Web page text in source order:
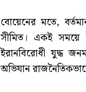
বোয়েনের মতে,
সীমিত। একই সময়ে
ইরানবিরোধী যুদ্ধ
অভিযান